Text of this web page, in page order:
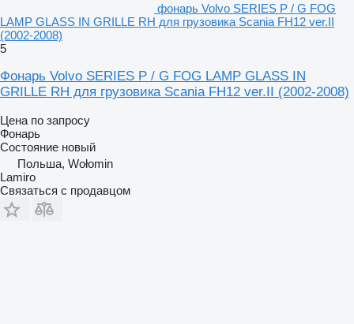
фонарь Volvo SERIES P / G FOG
LAMP GLASS IN GRILLE RH для грузовика Scania FH12 ver.II
(2002-2008)
5
Фонарь Volvo SERIES P / G FOG LAMP GLASS IN
GRILLE RH для грузовика Scania FH12 ver.II (2002-2008)
Цена по запросу
Фонарь
Состояние новый
Польша, Wołomin
Lamiro
Связаться с продавцом